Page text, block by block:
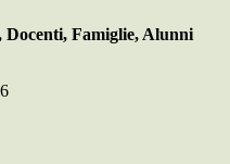
Docenti, Famiglie, Alunni